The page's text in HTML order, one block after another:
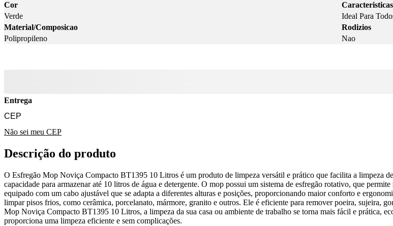
Cor
Verde
Caracteristicas
Ideal Para
Material/Composicao
Polipropileno
Rodizios
Nao
Entrega
Não sei meu CEP
Descrição do produto
O Esfregão Mop Noviça Compacto BT1395 10 Litros é um produto de limpeza versátil e prático que facilita a limpeza
capacidade para armazenar até 10 litros de água e detergente. O mop possui um sistema de esfregão rotativo, que
equipado com um cabo ajustável que se adapta a diferentes alturas e posições, proporcionando maior conforto e
limpar pisos frios, como cerâmica, porcelanato, mármore, granito e outros. Ele é eficiente para remover poeira, sujeira,
Mop Noviça Compacto BT1395 10 Litros, a limpeza da sua casa ou ambiente de trabalho se torna mais fácil e prática,
proporciona uma limpeza eficiente e sem complicações.